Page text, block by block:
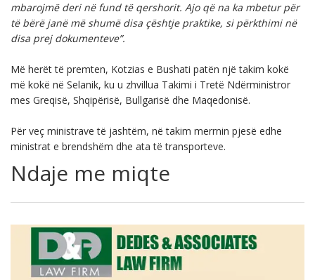
mbarojmë deri në fund të qershorit. Ajo që na ka mbetur për
të bërë janë më shumë disa çështje praktike, si përkthimi në
disa prej dokumenteve”.
Më herët të premten, Kotzias e Bushati patën një takim kokë
më kokë në Selanik, ku u zhvillua Takimi i Tretë Ndërministror
mes Greqisë, Shqipërisë, Bullgarisë dhe Maqedonisë.
Për veç ministrave të jashtëm, në takim merrnin pjesë edhe
ministrat e brendshëm dhe ata të transporteve.
Ndaje me miqte